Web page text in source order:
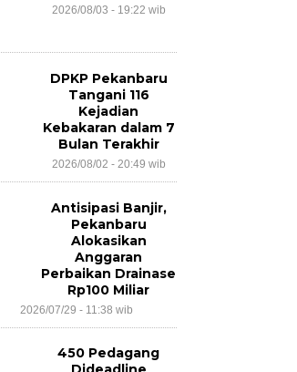
2026/08/03 - 19:22 wib
DPKP Pekanbaru
Tangani 116
Kejadian
Kebakaran dalam 7
Bulan Terakhir
2026/08/02 - 20:49 wib
Antisipasi Banjir,
Pekanbaru
Alokasikan
Anggaran
Perbaikan Drainase
Rp100 Miliar
2026/07/29 - 11:38 wib
450 Pedagang